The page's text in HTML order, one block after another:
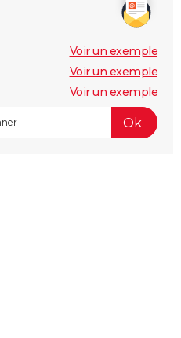
Voir un exemple
Voir un exemple
Voir un exemple